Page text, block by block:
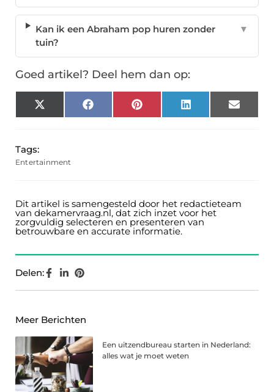
Kan ik een Abraham pop huren zonder
tuin?
▼
Goed artikel? Deel hem dan op:
X
(Twitter)
FacebookPinterest LinkedIn Email
Tags:
Entertainment
Dit artikel is samengesteld door het redactieteam
van dekamervraag.nl, dat zich inzet voor het
zorgvuldig selecteren en presenteren van
betrouwbare en accurate informatie.
Delen:
Meer Berichten
Een uitzendbureau starten in Nederland:
alles wat je moet weten